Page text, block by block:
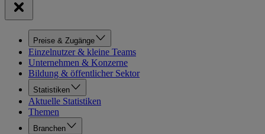
Preise & Zugänge
Einzelnutzer & kleine Teams
Unternehmen & Konzerne
Bildung & öffentlicher Sektor
Statistiken
Aktuelle Statistiken
Themen
Branchen